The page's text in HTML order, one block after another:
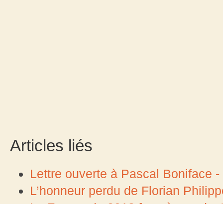
Articles liés
Lettre ouverte à Pascal Boniface
L’honneur perdu de Florian